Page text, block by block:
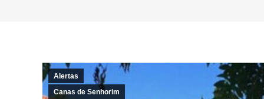
Alertas
Canas de Senhorim